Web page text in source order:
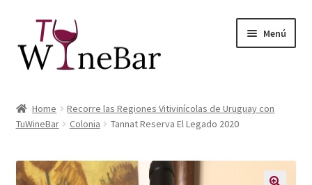
a
la
al
contenido
Menú
Tienda de Vinos y Productos
menú
hijo
Servicios
el
Home
Recorre las Regiones Vitivinícolas de Uruguay con
TuWineBar
Colonia Tannat Reserva El Legado 2020